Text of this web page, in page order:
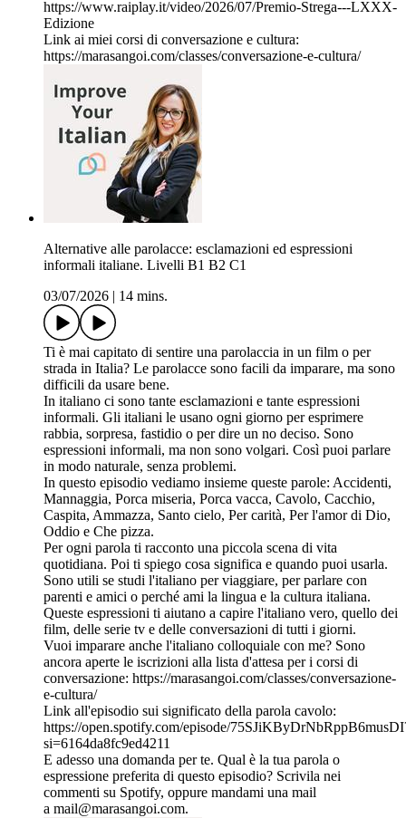
https://www.raiplay.it/video/2026/07/Premio-Strega---LXXX-
Edizione
Link ai miei corsi di conversazione e cultura:
https://marasangoi.com/classes/conversazione-e-cultura/
Alternative alle parolacce: esclamazioni ed espressioni
informali italiane. Livelli B1 B2 C1
03/07/2026
14 mins.
Ti è mai capitato di sentire una parolaccia in un film o per
strada in Italia? Le parolacce sono facili da imparare, ma sono
difficili da usare bene.
In italiano ci sono tante esclamazioni e tante espressioni
informali. Gli italiani le usano ogni giorno per esprimere
rabbia, sorpresa, fastidio o per dire un no deciso. Sono
espressioni informali, ma non sono volgari. Così puoi parlare
in modo naturale, senza problemi.
In questo episodio vediamo insieme queste parole: Accidenti,
Mannaggia, Porca miseria, Porca vacca, Cavolo, Cacchio,
Caspita, Ammazza, Santo cielo, Per carità, Per l'amor di Dio,
Oddio e Che pizza.
Per ogni parola ti racconto una piccola scena di vita
quotidiana. Poi ti spiego cosa significa e quando puoi usarla.
Sono utili se studi l'italiano per viaggiare, per parlare con
parenti e amici o perché ami la lingua e la cultura italiana.
Queste espressioni ti aiutano a capire l'italiano vero, quello dei
film, delle serie tv e delle conversazioni di tutti i giorni.
Vuoi imparare anche l'italiano colloquiale con me? Sono
ancora aperte le iscrizioni alla lista d'attesa per i corsi di
conversazione: https://marasangoi.com/classes/conversazione-
e-cultura/
Link all'episodio sui significato della parola cavolo:
https://open.spotify.com/episode/
si=6164da8fc9ed4211
E adesso una domanda per te. Qual è la tua parola o
espressione preferita di questo episodio? Scrivila nei
commenti su Spotify, oppure mandami una mail
a mail@marasangoi.com.